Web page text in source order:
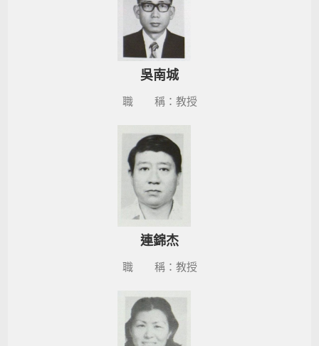
吳南城
職 稱：教授
連錦杰
職 稱：教授